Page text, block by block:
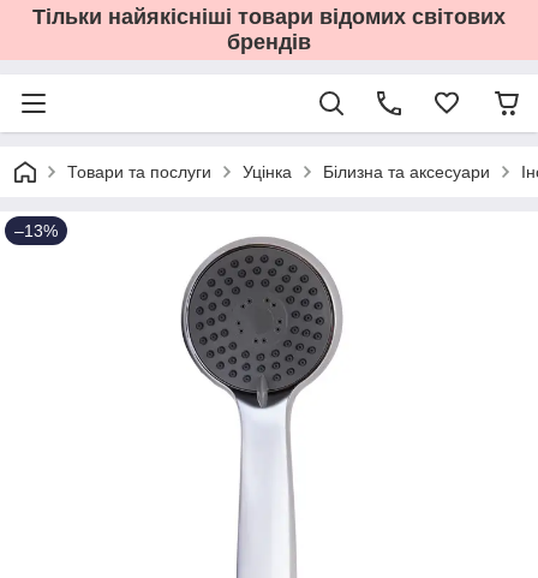
Тільки найякісніші товари відомих світових
брендів
Товари та послуги Уцінка Білизна та аксесуари
–13%